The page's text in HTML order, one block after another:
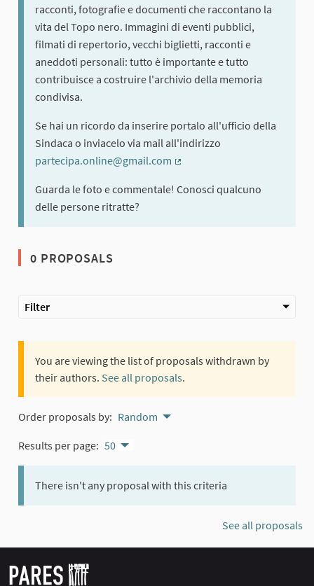
racconti, fotografie e documenti che raccontano la
vita del Topo nero. Immagini di eventi pubblici,
filmati di repertorio, vecchi biglietti, racconti e
aneddoti personali: tutto è importante e tutto
contribuisce a costruire l'archivio della memoria
condivisa.
Se hai un ricordo da inserire portalo all'ufficio della
Sindaca o inviacelo via mail all'indirizzo
partecipa.online@gmail.com
Guarda le foto e commentale! Conosci qualcuno
delle persone ritratte?
0 PROPOSALS
Filter
You are viewing the list of proposals withdrawn by
their authors. See all proposals.
Order proposals by: Random
Results per page: 50
There isn't any proposal with this criteria
See all proposals